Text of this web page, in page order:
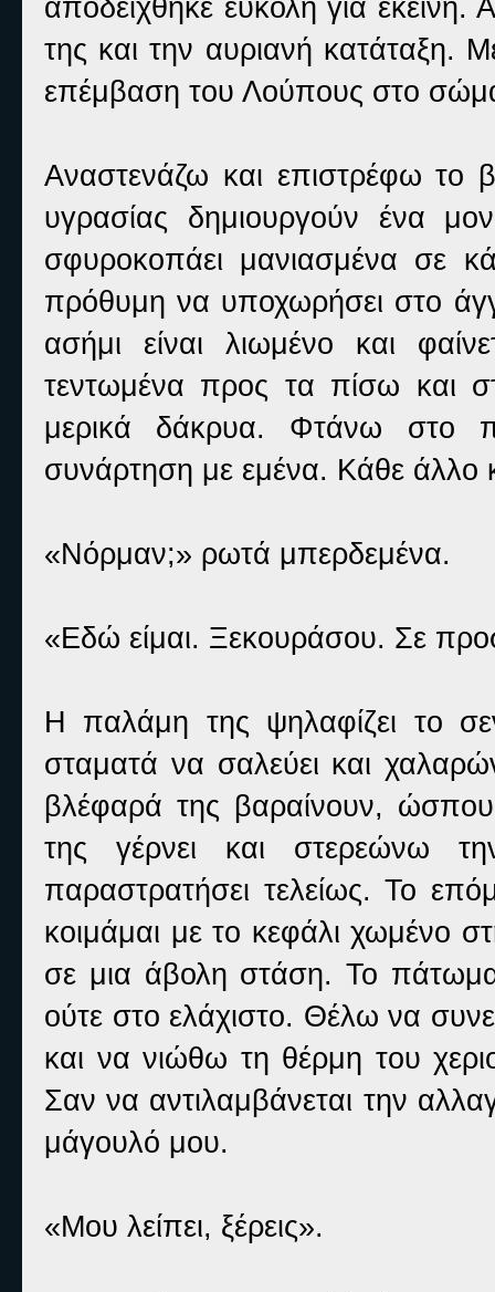
αποδείχθηκε εύκολη για
της και την αυριανή κατάταξη.
επέμβαση του Λούπους στο
Αναστενάζω και επιστρέφω το
υγρασίας δημιουργούν ένα
σφυροκοπάει μανιασμένα σε
πρόθυμη να υποχωρήσει στο
ασήμι είναι λιωμένο και
τεντωμένα προς τα πίσω και
μερικά δάκρυα. Φτάνω στο
συνάρτηση με εμένα. Κάθε άλλο
«Νόρμαν;» ρωτά μπερδεμένα.
«Εδώ είμαι. Ξεκουράσου. Σε
Η παλάμη της ψηλαφίζει το
σταματά να σαλεύει και
βλέφαρά της βαραίνουν,
της γέρνει και στερεώνω
παραστρατήσει τελείως. Το
κοιμάμαι με το κεφάλι χωμένο
σε μια άβολη στάση. Το
ούτε στο ελάχιστο. Θέλω να
και να νιώθω τη θέρμη του
Σαν να αντιλαμβάνεται την
μάγουλό μου.
«Μου λείπει, ξέρεις».